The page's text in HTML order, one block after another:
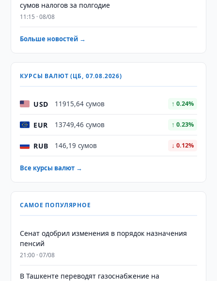
сумов налогов за полгодие
11:15 · 08/08
Больше новостей →
КУРСЫ ВАЛЮТ (ЦБ, 07.08.2026)
USD 11915,64 сумов ↑ 0.24%
EUR 13749,46 сумов ↑ 0.23%
RUB 146,19 сумов ↓ 0.12%
Все курсы валют →
САМОЕ ПОПУЛЯРНОЕ
Сенат одобрил изменения в порядок назначения
пенсий
21:00 · 07/08
В Ташкенте переводят газоснабжение на